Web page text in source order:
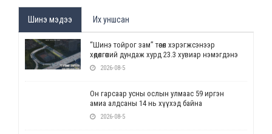
Шинэ мэдээ Их уншсан
“Шинэ тойрог зам” төсөл хэрэгжсэнээр
хөдөлгөөний дундаж хурд 23.3 хувиар нэмэгдэнэ
2026-08-5
Он гарсаар усны ослын улмаас 59 иргэн
амиа алдсаны 14 нь хүүхэд байна
2026-08-5